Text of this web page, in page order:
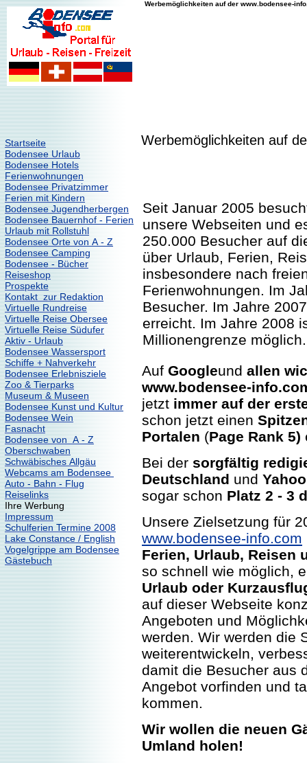
Startseite
Bodensee Urlaub
Bodensee Hotels
Ferienwohnungen
Bodensee Privatzimmer
Ferien mit Kindern
Bodensee Jugendherbergen
Bodensee Bauernhof - Ferien
Urlaub mit Rollstuhl
Bodensee Orte von A - Z
Bodensee Camping
Bodensee - Bücher
Reiseshop
Prospekte
Kontakt zur Redaktion
Virtuelle Rundreise
Virtuelle Reise Obersee
Virtuelle Reise Südufer
Aktiv - Urlaub
Bodensee Wassersport
Schiffe + Nahverkehr
Bodensee Erlebnisziele
Zoo & Tierparks
Museum & Museen
Bodensee Kunst und Kultur
Bodensee Wein
Fasnacht
Bodensee von A - Z
Oberschwaben
Schwäbisches Allgäu
Webcams am Bodensee
Auto - Bahn - Flug
Reiselinks
Ihre Werbung
Impressum
Schulferien Termine 2008
Lake Constance / English
Vogelgrippe am Bodensee
Gästebuch
Werbemöglichkeiten auf der www.bodensee-
Werbemöglichkeiten auf
Seit Januar 2005
unsere Webseiten und
250.000 Besucher auf
über Urlaub, Ferien,
insbesondere nach
Ferienwohnungen. Im
Besucher. Im Jahre
erreicht. Im Jahre 2008
Millionengrenze möglich.
Auf Googleund allen
www.bodensee-
jetzt immer auf der
schon jetzt einen
Portalen (Page Rank 5)
Bei der sorgfältig
Deutschland und
sogar schon Platz 2 - 3
Unsere Zielsetzung für
www.bodensee-info.com
Ferien, Urlaub, Reisen
so schnell wie möglich,
Urlaub oder
auf dieser Webseite
Angeboten und
werden. Wir werden die
weiterentwickeln,
damit die Besucher aus
Angebot vorfinden und
kommen.
Wir wollen die neuen
Umland holen!